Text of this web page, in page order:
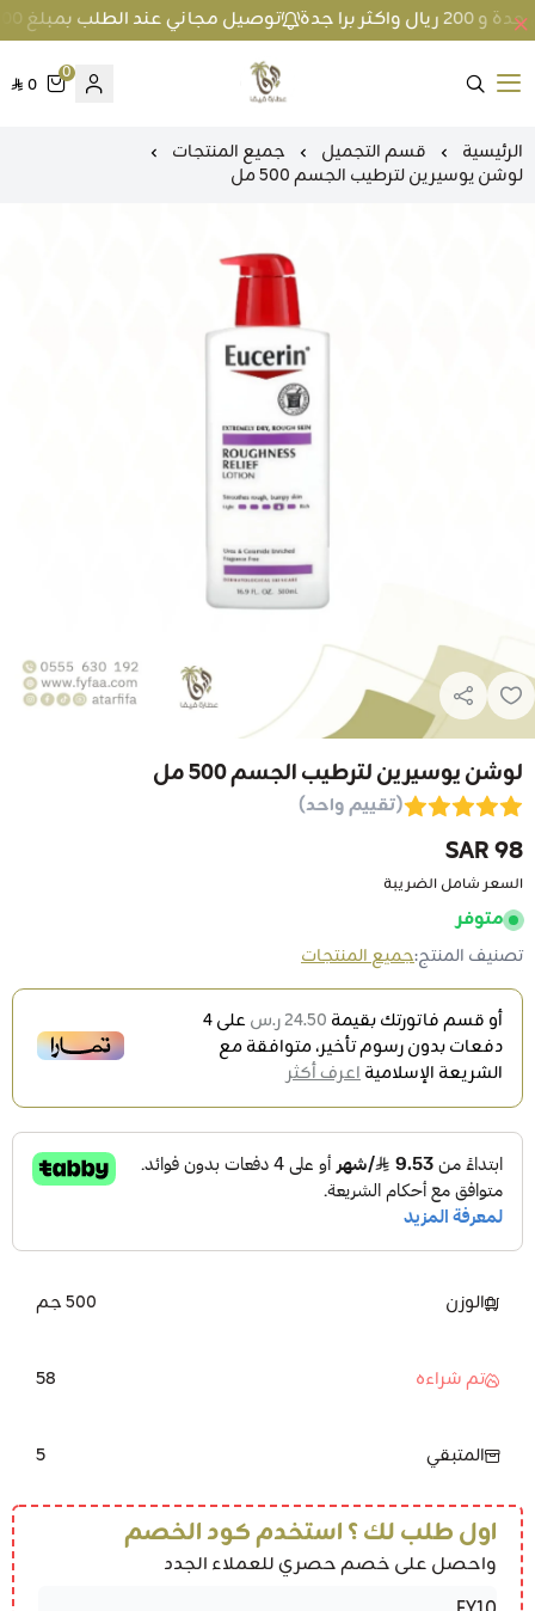
توصيل مجاني عند الطلب بمبلغ 100 ريال واكثر داخل جدة و 200 ريال واكثر برا جدة
متجر عطارة فيفا
0
0
الرئيسية قسم التجميل
جميع المنتجات
لوشن يوسيرين لترطيب الجسم 500 مل
لوشن يوسيرين لترطيب الجسم 500 مل
(تقييم واحد)
98 SAR
السعر شامل الضريبة
متوفر
تصنيف المنتج:جميع المنتجات
أو قسم فاتورتك بقيمة 24.50 ر.س على4
دفعات بدون رسوم تأخير، متوافقة مع
الشريعة الإسلاميةاعرف أكثر
الوزن 500 جم
تم شراءه 58
المتبقي 5
اول طلب لك ؟ استخدم كود الخصم
واحصل على خصم حصري للعملاء الجدد